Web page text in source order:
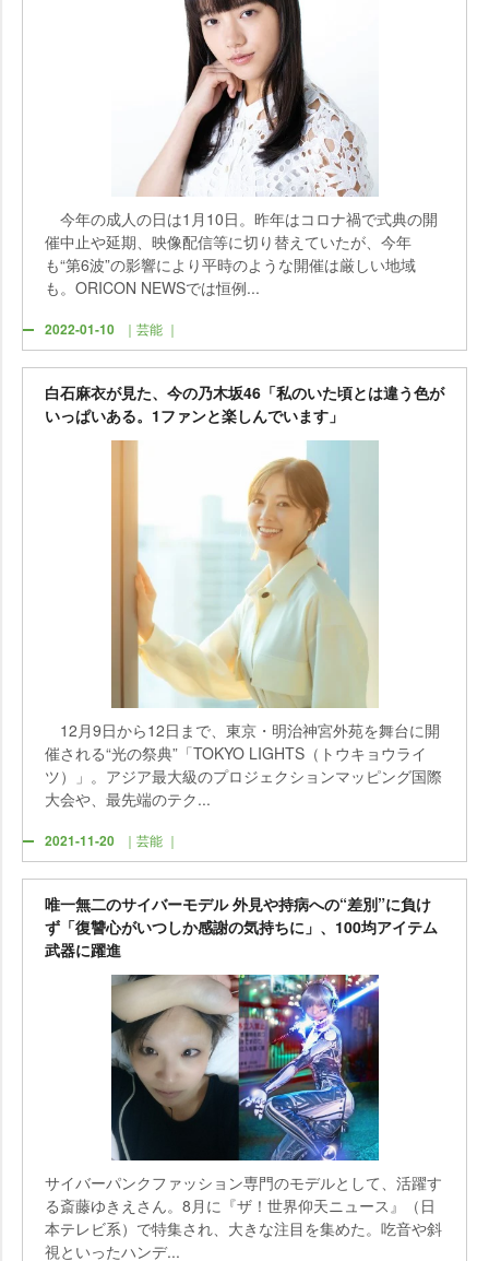
今年の成人の日は1月10日。昨年はコロナ禍で式典の開
催中止や延期、映像配信等に切り替えていたが、今年
も“第6波”の影響により平時のような開催は厳しい地域
も。ORICON NEWSでは恒例...
2022-01-10 ｜芸能 ｜
白石麻衣が見た、今の乃木坂46「私のいた頃とは違う色が
いっぱいある。1ファンと楽しんでいます」
12月9日から12日まで、東京・明治神宮外苑を舞台に開
催される“光の祭典”「TOKYO LIGHTS（トウキョウライ
ツ）」。アジア最大級のプロジェクションマッピング国際
大会や、最先端のテク...
2021-11-20 ｜芸能 ｜
唯一無二のサイバーモデル 外見や持病への“差別”に負け
ず「復讐心がいつしか感謝の気持ちに」、100均アイテム
武器に躍進
サイバーパンクファッション専門のモデルとして、活躍す
る斎藤ゆきえさん。8月に『ザ！世界仰天ニュース』（日
本テレビ系）で特集され、大きな注目を集めた。吃音や斜
視といったハンデ...